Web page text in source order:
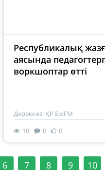
Республикалық
аясында
воркшоптар өтті
Дереккөз: ҚР БжҒМ
10
0 0
6 7 8 9 10